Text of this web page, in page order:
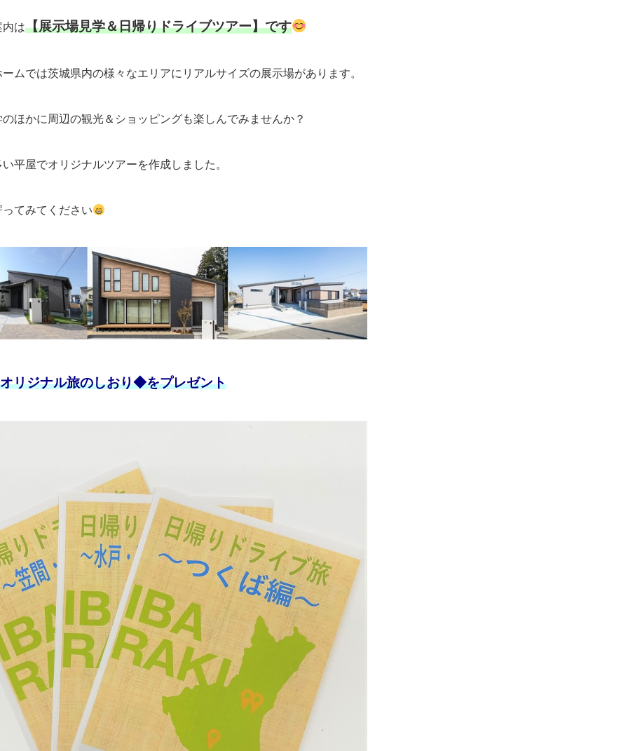
内は【展示場見学＆日帰りドライブツアー】です
ムでは茨城県内の様々なエリアにリアルサイズの展示場があります。
ほかに周辺の観光＆ショッピングも楽しんでみませんか？
平屋でオリジナルツアーを作成しました。
てみてください
リジナル旅のしおり◆をプレゼント